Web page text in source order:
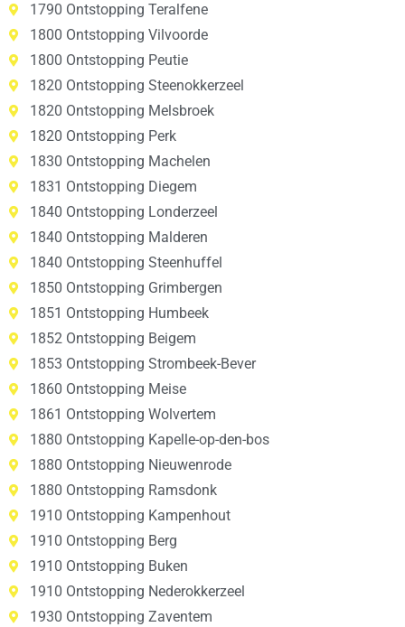
1790 Ontstopping Teralfene
1800 Ontstopping Vilvoorde
1800 Ontstopping Peutie
1820 Ontstopping Steenokkerzeel
1820 Ontstopping Melsbroek
1820 Ontstopping Perk
1830 Ontstopping Machelen
1831 Ontstopping Diegem
1840 Ontstopping Londerzeel
1840 Ontstopping Malderen
1840 Ontstopping Steenhuffel
1850 Ontstopping Grimbergen
1851 Ontstopping Humbeek
1852 Ontstopping Beigem
1853 Ontstopping Strombeek-Bever
1860 Ontstopping Meise
1861 Ontstopping Wolvertem
1880 Ontstopping Kapelle-op-den-bos
1880 Ontstopping Nieuwenrode
1880 Ontstopping Ramsdonk
1910 Ontstopping Kampenhout
1910 Ontstopping Berg
1910 Ontstopping Buken
1910 Ontstopping Nederokkerzeel
1930 Ontstopping Zaventem